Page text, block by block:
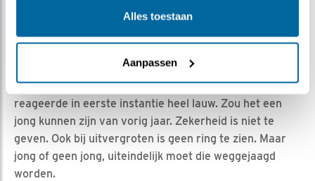
Alles toestaan
Aanpassen
Wie is deze indringer
Jan-Willem BDL | Geplaatst op 2 maart 2020, 7:55 |
Bewaar dit filmpje |
Vanmorgen vloog er een ooievaar boven het nest. Pa
reageerde in eerste instantie heel lauw. Zou het een
jong kunnen zijn van vorig jaar. Zekerheid is niet te
geven. Ook bij uitvergroten is geen ring te zien. Maar
jong of geen jong, uiteindelijk moet die weggejaagd
worden.